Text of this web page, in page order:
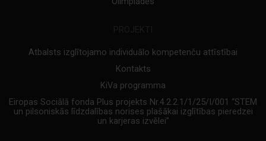
Atbalsts izglītojamo individuālo kompetenču attīstībai
Kontakts
KiVa programma
Eiropas Sociālā fonda Plus projekts Nr.4.2.2.1/1/25/I/001 “STEM
un pilsoniskās līdzdalības norises plašākai izglītības pieredzei
un karjeras izvēlei”